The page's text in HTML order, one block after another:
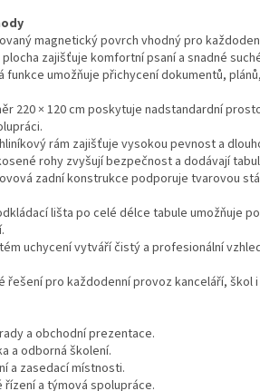
magnetický povrch vhodný pro
plocha zajišťuje komfortní psaní a snadné
funkce umožňuje přichycení dokumentů,
220 × 120 cm poskytuje nadstandardní
rám zajišťuje vysokou pevnost a
rohy zvyšují bezpečnost a dodávají
zadní konstrukce podporuje tvarovou
lišta po celé délce tabule umožňuje
uchycení vytváří čistý a profesionální
řešení pro každodenní provoz kanceláří, škol
a obchodní prezentace.
a odborná školení.
a zasedací místnosti.
řízení a týmová spolupráce.